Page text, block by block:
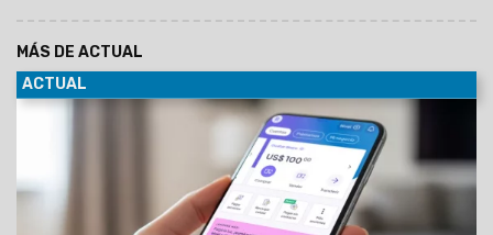
MÁS DE ACTUAL
ACTUAL
Sin costo por la apertura de la cuenta
comitente para la compra de dólar MEP, se debitará
automáticamente del dinero en cuenta. A partir de hoy, las
personas usuarias de Personal Pay, la billetera virtual
de Personal, tendrán la posibilidad de comprar y
vender dólar MEP desde de la app.